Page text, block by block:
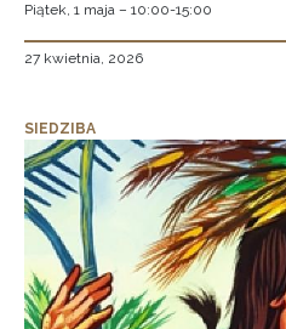
Piątek, 1 maja – 10:00-15:00
27 kwietnia, 2026
SIEDZIBA